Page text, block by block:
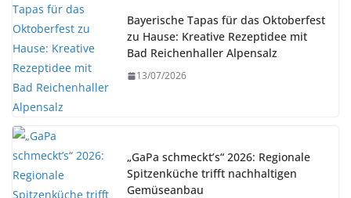
Bayerische Tapas für das Oktoberfest
zu Hause: Kreative Rezeptidee mit
Bad Reichenhaller Alpensalz
13/07/2026
„GaPa schmeckt’s“ 2026: Regionale
Spitzenküche trifft nachhaltigen
Gemüseanbau